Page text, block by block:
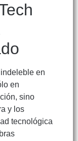
en
en
sino
y los
tecnológica